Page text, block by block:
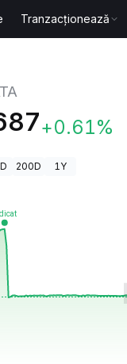
Tranzacționează
+0.61%
200D 1Y